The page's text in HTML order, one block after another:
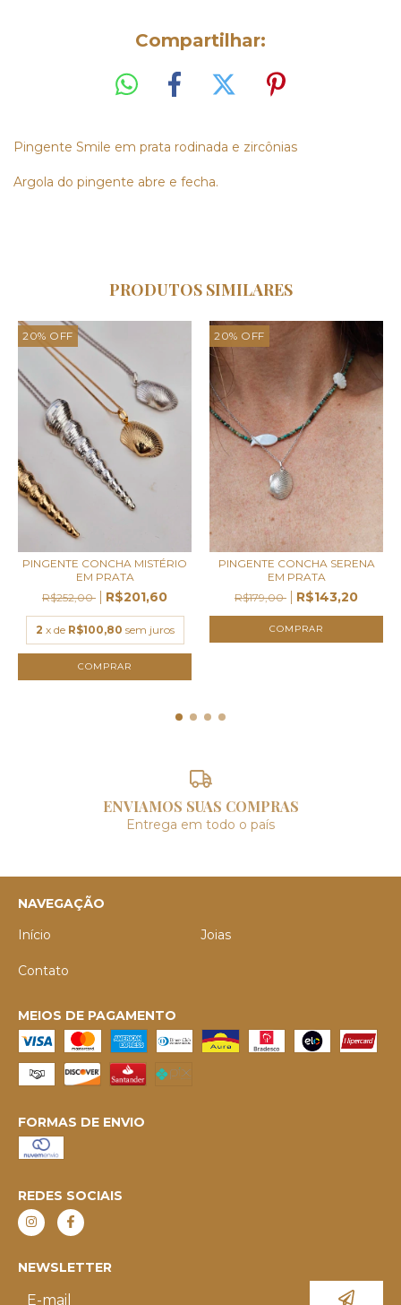
Compartilhar:
Pingente Smile em prata rodinada e zircônias
Argola do pingente abre e fecha.
PRODUTOS SIMILARES
20% OFF
PINGENTE CONCHA MISTÉRIO
EM PRATA
R$252,00
R$201,60
2 x de R$100,80 sem juros
20% OFF
PINGENTE CONCHA SERENA
EM PRATA
R$179,00
R$143,20
ENVIAMOS SUAS COMPRAS
Entrega em todo o país
NAVEGAÇÃO
Início
Joias
Contato
MEIOS DE PAGAMENTO
FORMAS DE ENVIO
REDES SOCIAIS
NEWSLETTER